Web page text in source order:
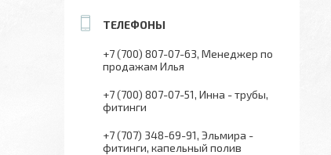
+7 (700) 807-07-63 Менеджер по
продажам Илья
+7 (700) 807-07-51 Инна - трубы,
фитинги
+7 (707) 348-69-91 Эльмира -
фитинги, капельный полив